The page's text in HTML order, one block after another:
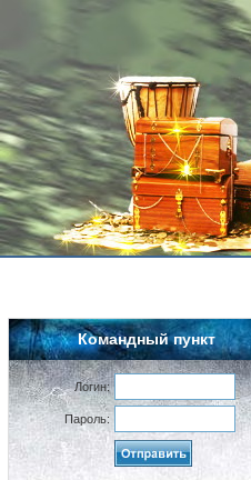
Командный пункт
Логин:
Пароль: